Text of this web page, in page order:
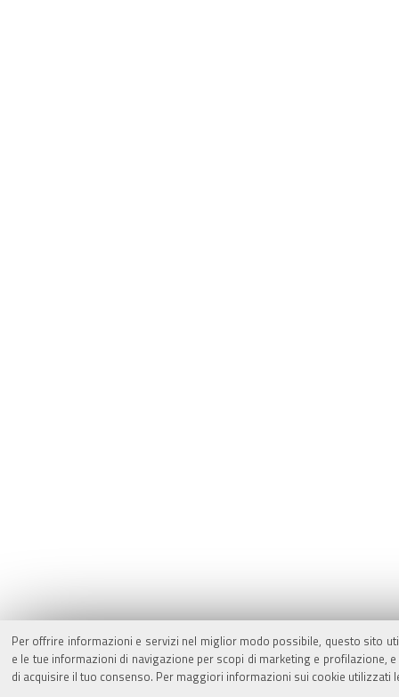
Per offrire informazioni e servizi nel miglior modo possibile, questo sito
e le tue informazioni di navigazione per scopi di marketing e
di acquisire il tuo consenso. Per maggiori informazioni sui cookie utilizzati